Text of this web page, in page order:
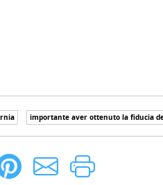
importante aver ottenuto la fiducia